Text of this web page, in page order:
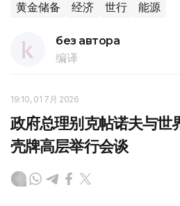
黄金储备 经济 世行 能源
без автора
编译
19:10, 01 7月 2026
政府总理别克帖诺夫与世
壳牌高层举行会谈